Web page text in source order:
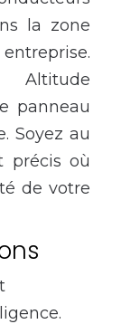
la zone
Altitude
panneau
Soyez au
précis où
de votre